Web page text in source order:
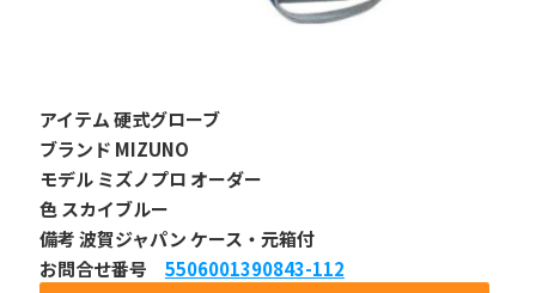
アイテム 硬式グローブ
ブランド MIZUNO
モデル ミズノプロ オーダー
色 スカイブルー
備考 波賀ジャパン ケース・元箱付
お問合せ番号 5506001390843-112